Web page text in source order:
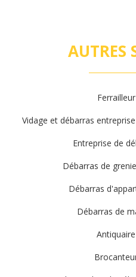
AUTRES
Vidage et débarras
Entreprise de
Débarras de
Débarras
Débarras de